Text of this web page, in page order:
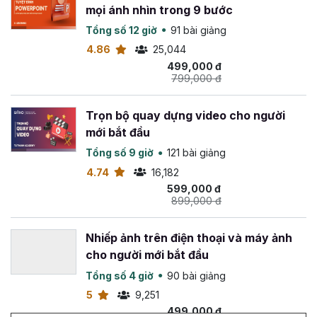
mọi ánh nhìn trong 9 bước
Tổng số 12 giờ
91 bài giảng
4.86
25,044
499,000 đ
799,000 đ
Trọn bộ quay dựng video cho người
mới bắt đầu
Tổng số 9 giờ
121 bài giảng
4.74
16,182
599,000 đ
899,000 đ
Nhiếp ảnh trên điện thoại và máy ảnh
cho người mới bắt đầu
Tổng số 4 giờ
90 bài giảng
5
9,251
499,000 đ